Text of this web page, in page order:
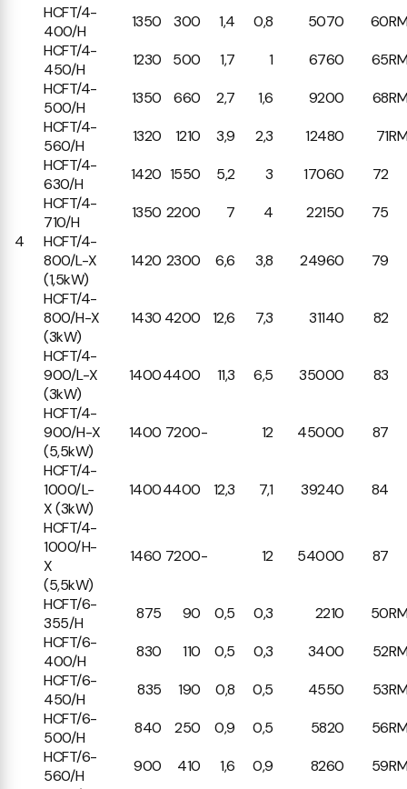
4
HCFT/4-
400/H
1350 300 1,4 0,8 5070 60
HCFT/4-
450/H
1230 500 1,7 1 6760 65
HCFT/4-
500/H
1350 660 2,7 1,6 9200 68
HCFT/4-
560/H
1320 1210 3,9 2,3 12480 71
HCFT/4-
630/H
1420 1550 5,2 3 17060
72
HCFT/4-
710/H
1350 2200 7 4 22150
75
HCFT/4-
800/L-X
(1,5kW)
1420 2300 6,6 3,8 24960
79
HCFT/4-
800/H-X
(3kW)
1430 4200 12,6 7,3 31140
82
HCFT/4-
900/L-X
(3kW)
14004400 11,3 6,5 35000
83
HCFT/4-
900/H-X
(5,5kW)
1400 7200- 12 45000
87
HCFT/4-
1000/L-
X (3kW)
14004400 12,3 7,1 39240
84
HCFT/4-
1000/H-
X
(5,5kW)
1460 7200- 12 54000 87
HCFT/6-
355/H
875 90 0,5 0,3 2210 50
HCFT/6-
400/H
830 110 0,5 0,3 3400 52
HCFT/6-
450/H
835 190 0,8 0,5 4550 53
HCFT/6-
500/H
840 250 0,9 0,5 5820 56
HCFT/6-
560/H
900 410 1,6 0,9 8260 59